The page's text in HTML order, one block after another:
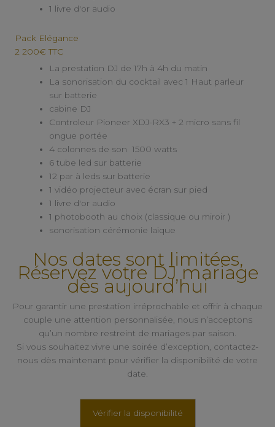
1 livre d'or audio
Pack Elégance
2 200€ TTC
La prestation DJ de 17h à 4h du matin
La sonorisation du cocktail avec 1 Haut parleur
sur batterie
cabine DJ
Controleur Pioneer XDJ-RX3 + 2 micro sans fil
ongue portée
4 colonnes de son 1500 watts
6 tube led sur batterie
12 par à leds sur batterie
1 vidéo projecteur avec écran sur pied
1 livre d'or audio
1 photobooth au choix (classique ou miroir )
sonorisation cérémonie laïque
Nos dates sont limitées,
Réservez votre DJ mariage
dès aujourd’hui
Pour garantir une prestation irréprochable et offrir à chaque
couple une attention personnalisée, nous n’acceptons
qu’un nombre restreint de mariages par saison.
Si vous souhaitez vivre une soirée d’exception, contactez-
nous dès maintenant pour vérifier la disponibilité de votre
date.
Vérifier la disponibilité